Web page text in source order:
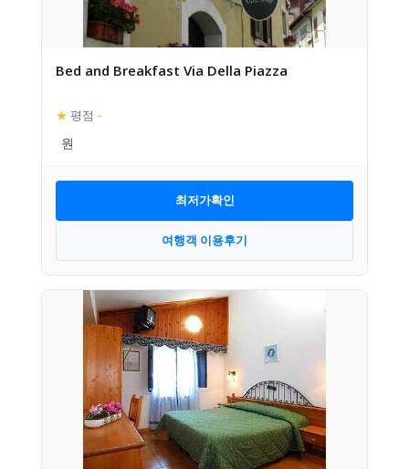
Bed and Breakfast Via Della Piazza
★ 평점 –
최저가확인
여행객 이용후기